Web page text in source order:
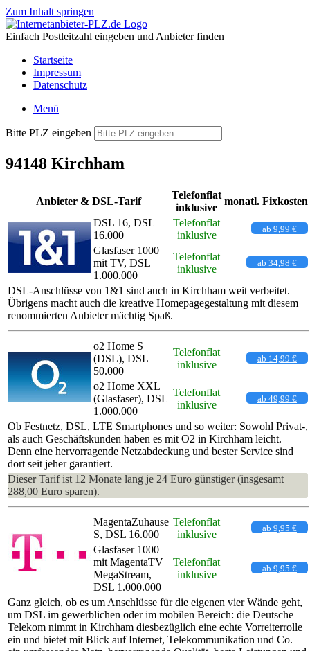
Zum Inhalt springen
Einfach Postleitzahl eingeben und Anbieter finden
Startseite
Impressum
Datenschutz
Menü
Bitte PLZ eingeben
94148 Kirchham
Anbieter & DSL-Tarif
Telefonflat
inklusive
monatl. Fixkosten
DSL 16, DSL
16.000
Telefonflat
inklusive
ab 9,99 €
Glasfaser 1000
mit TV, DSL
1.000.000
Telefonflat
inklusive
ab 34,98 €
DSL-Anschlüsse von 1&1 sind auch in Kirchham weit verbeitet.
Übrigens macht auch die kreative Homepagegestaltung mit diesem
renommierten Anbieter mächtig Spaß.
o2 Home S
(DSL), DSL
50.000
Telefonflat
inklusive
ab 14,99 €
o2 Home XXL
(Glasfaser), DSL
1.000.000
Telefonflat
inklusive
ab 49,99 €
Ob Festnetz, DSL, LTE Smartphones und so weiter: Sowohl Privat-,
als auch Geschäftskunden haben es mit O2 in Kirchham leicht.
Denn eine hervorragende Netzabdeckung und bester Service sind
dort seit jeher garantiert.
Dieser Tarif ist 12 Monate lang je 24 Euro günstiger (insgesamt
288,00 Euro sparen).
MagentaZuhause
S, DSL 16.000
Telefonflat
inklusive
ab 9,95 €
Glasfaser 1000
mit MagentaTV
MegaStream,
DSL 1.000.000
Telefonflat
inklusive
ab 9,95 €
Ganz gleich, ob es um Anschlüsse für die eigenen vier Wände geht,
um DSL im gewerblichen oder im mobilen Bereich: die Deutsche
Telekom nimmt in Kirchham diesbezüglich eine echte Vorreiterrolle
ein und bietet mit Blick auf Internet, Telekommunikation und Co.